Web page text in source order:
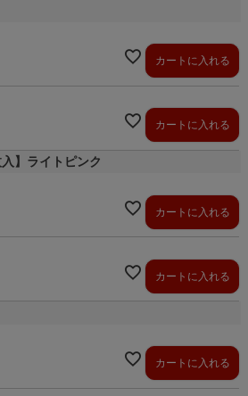
カートに入れる
カートに入れる
】ライトピンク
カートに入れる
カートに入れる
カートに入れる